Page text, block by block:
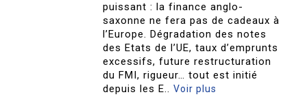
puissant : la finance anglo-
saxonne ne fera pas de cadeaux à
l’Europe. Dégradation des notes
des Etats de l’UE, taux d’emprunts
excessifs, future restructuration
du FMI, rigueur… tout est initié
depuis les E..Voir plus